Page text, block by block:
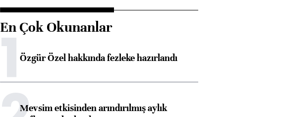
En Çok Okunanlar
1Özgür Özel hakkında fezleke hazırlandı
Mevsim etkisinden arındırılmış aylık